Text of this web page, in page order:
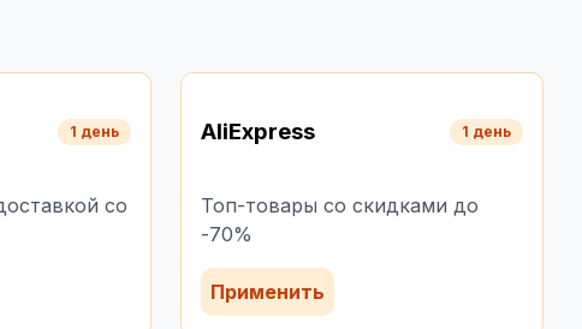
1 день
со
AliExpress 1 день
Топ-товары со скидками до
-70%
Применить